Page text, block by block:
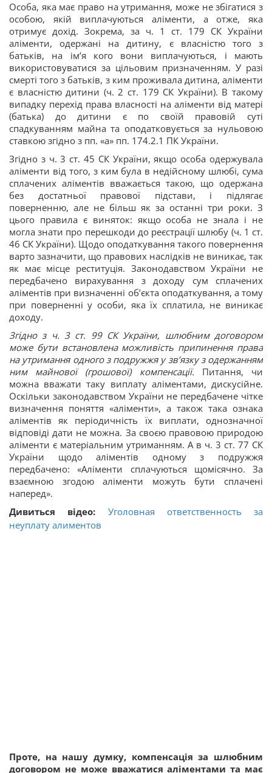
Особа, яка має право на утримання, може не збігатися з
особою, якій виплачуються аліменти, а отже, яка
отримує дохід. Зокрема, за ч. 1 ст. 179 СК України
аліменти, одержані на дитину, є власністю того з
батьків, на ім’я кого вони виплачуються, і мають
використовуватися за цільовим призначенням. У разі
смерті того з батьків, з ким проживала дитина, аліменти
є власністю дитини (ч. 2 ст. 179 СК України). В такому
випадку перехід права власності на аліменти від матері
(батька) до дитини є по своїй правовій суті
спадкуванням майна та оподатковується за нульовою
ставкою згідно з пп. «а» пп. 174.2.1 ПК України.
Згідно з ч. 3 ст. 45 СК України, якщо особа одержувала
аліменти від того, з ким була в недійсному шлюбі, сума
сплачених аліментів вважається такою, що одержана
без достатньої правової підстави, і підлягає
поверненню, але не більш як за останні три роки. З
цього правила є виняток: якщо особа не знала і не
могла знати про перешкоди до реєстрації шлюбу (ч. 1 ст.
46 СК України). Щодо оподаткування такого повернення
варто зазначити, що правових наслідків не виникає, так
як має місце реституція. Законодавством України не
передбачено вирахування з доходу сум сплачених
аліментів при визначенні об’єкта оподаткування, а тому
при поверненні у особи, яка їх сплатила, не виникає
доходу.
Згідно з ч. 3 ст. 99 СК України, шлюбним договором
може бути встановлена можливість припинення права
на утримання одного з подружжя у зв’язку з одержанням
ним майнової (грошової) компенсації. Питання, чи
можна вважати таку виплату аліментами, дискусійне.
Оскільки законодавством України не передбачене чітке
визначення поняття «аліменти», а також така ознака
аліментів як періодичність їх виплати, однозначної
відповіді дати не можна. За своєю правовою природою
аліменти є матеріальним утриманням. А в ч. 3 ст. 77 СК
України щодо аліментів одному з подружжя
передбачено: «Аліменти сплачуються щомісячно. За
взаємною згодою аліменти можуть бути сплачені
наперед».
Дивиться відео: Уголовная ответственность за
неуплату алиментов
Проте, на нашу думку, компенсація за шлюбним
договором не може вважатися аліментами та має